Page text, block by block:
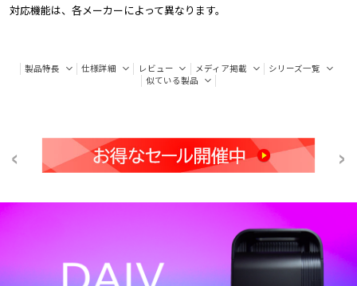
対応機能は、各メーカーによって異なります。
製品特長 仕様詳細 レビュー メディア掲載
シリーズ一覧
似ている製品